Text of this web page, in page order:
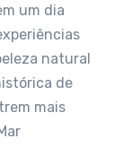
um dia
natural
de
mais